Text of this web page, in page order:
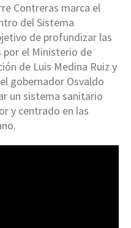
Contreras marca el
del Sistema
de profundizar las
por el Ministerio de
de Luis Medina Ruiz y
gobernador Osvaldo
un sistema sanitario
y centrado en las